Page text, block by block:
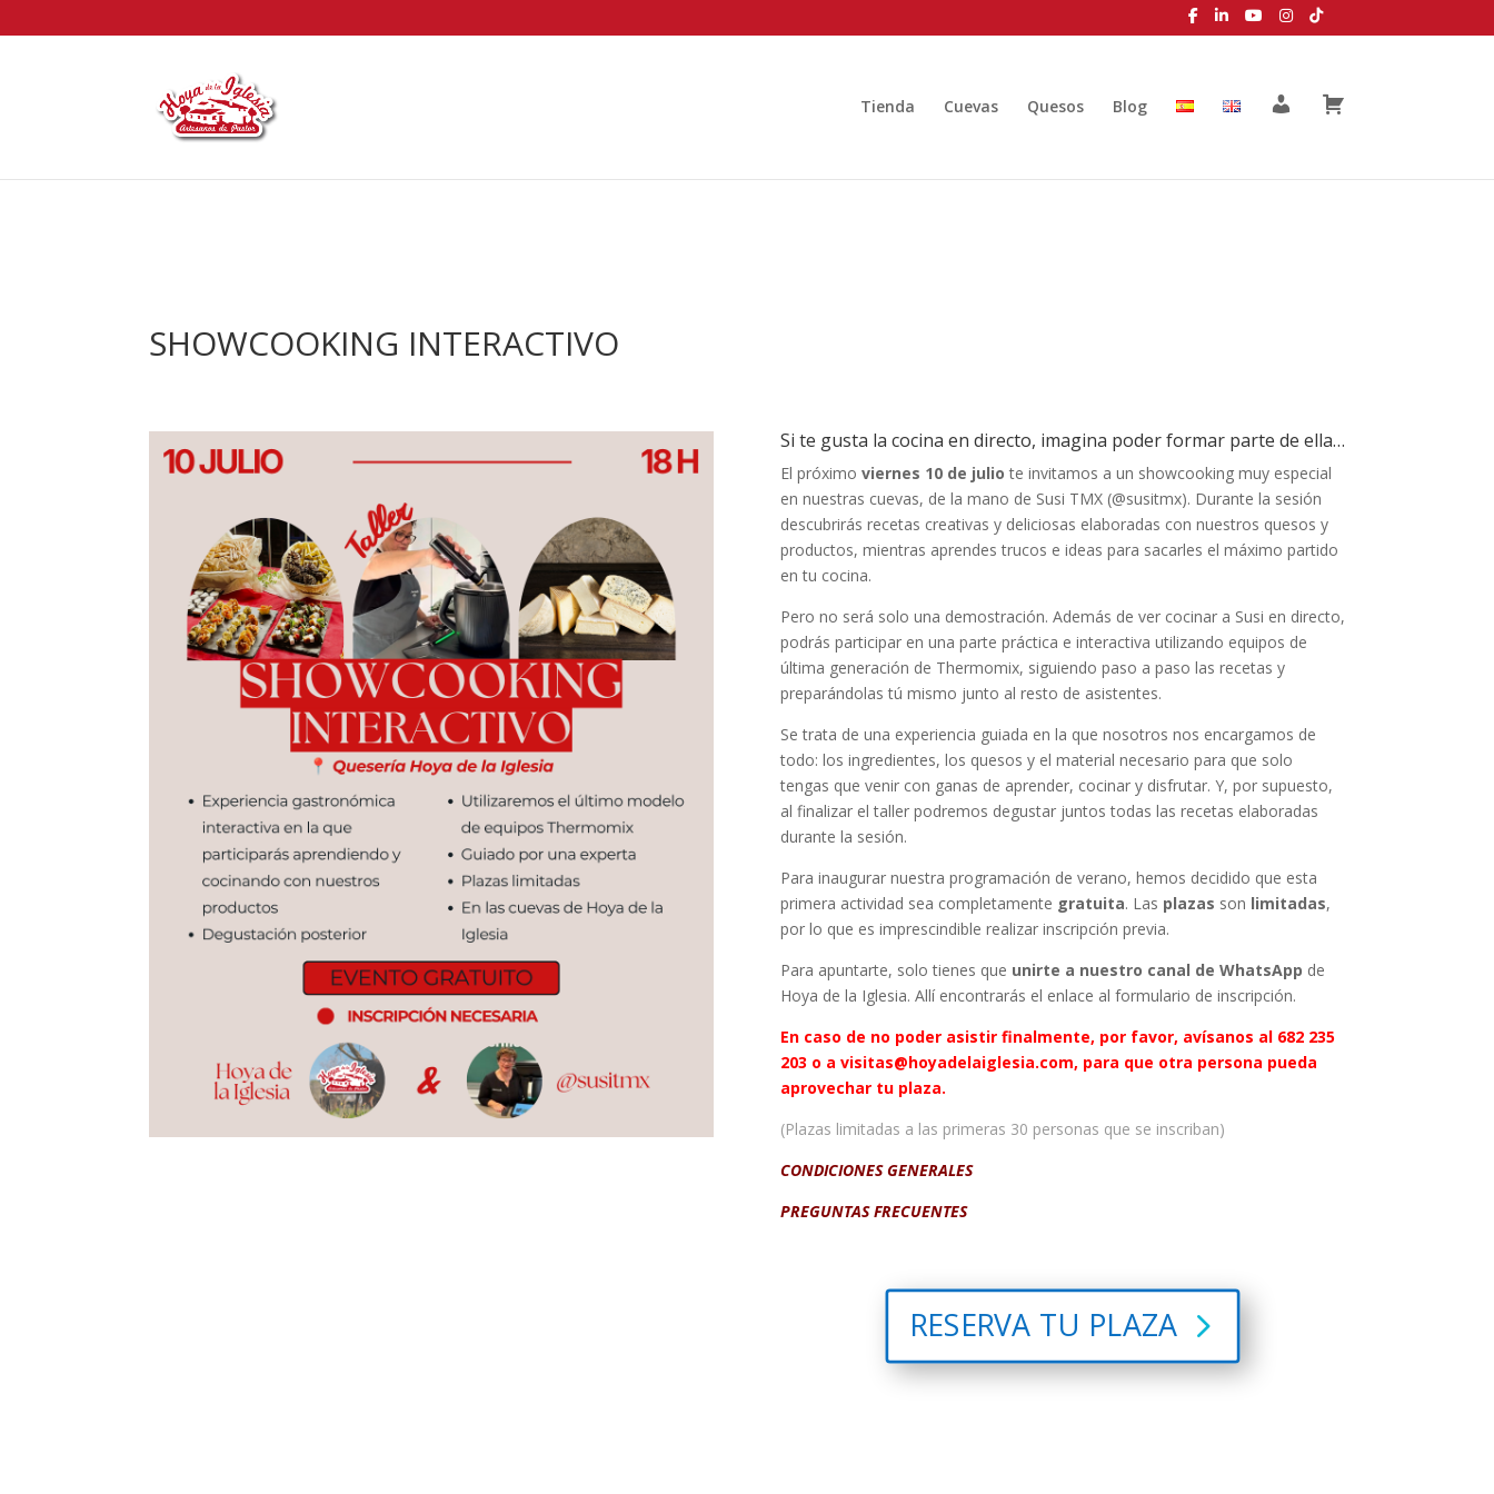
Tienda Cuevas Quesos Blog
n
C
t
SHOWCOOKING INTERACTIVO
Si te gusta la cocina en directo, imagina poder formar parte de ella…
El próximo viernes 10 de julio te invitamos a un showcooking muy especial
en nuestras cuevas, de la mano de Susi TMX (@susitmx). Durante la sesión
descubrirás recetas creativas y deliciosas elaboradas con nuestros quesos y
productos, mientras aprendes trucos e ideas para sacarles el máximo partido
en tu cocina.
Pero no será solo una demostración. Además de ver cocinar a Susi en directo,
podrás participar en una parte práctica e interactiva utilizando equipos de
última generación de Thermomix, siguiendo paso a paso las recetas y
preparándolas tú mismo junto al resto de asistentes.
Se trata de una experiencia guiada en la que nosotros nos encargamos de
todo: los ingredientes, los quesos y el material necesario para que solo
tengas que venir con ganas de aprender, cocinar y disfrutar. Y, por supuesto,
al finalizar el taller podremos degustar juntos todas las recetas elaboradas
durante la sesión.
Para inaugurar nuestra programación de verano, hemos decidido que esta
primera actividad sea completamente gratuita. Las plazas son limitadas,
por lo que es imprescindible realizar inscripción previa.
Para apuntarte, solo tienes que unirte a nuestro canal de WhatsApp de
Hoya de la Iglesia. Allí encontrarás el enlace al formulario de inscripción.
En caso de no poder asistir finalmente, por favor, avísanos al 682 235
203 o a visitas@hoyadelaiglesia.com, para que otra persona pueda
aprovechar tu plaza.
(Plazas limitadas a las primeras 30 personas que se inscriban)
CONDICIONES GENERALES
PREGUNTAS FRECUENTES
RESERVA TU PLAZA